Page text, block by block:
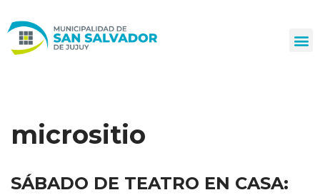
al
micrositio
SÁBADO DE TEATRO EN CASA: